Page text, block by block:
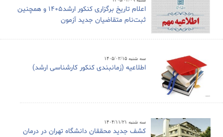
اعلام تاریخ برگزاری کنکور ارشد1405 و همچنین
ثبت‌نام متقاضیان جدید آزمون
سه شنبه ۱۴۰۵/۰۲/۱۵
اطلاعیه (زمانبندی کنکور کارشناسی ارشد)
سه شنبه ۱۴۰۴/۱۱/۲۱
کشف جدید محققان دانشگاه تهران در درمان